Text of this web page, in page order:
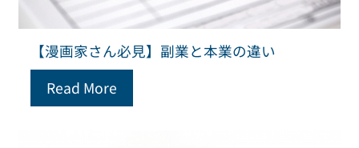
【漫画家さん必見】副業と本業の違い
Read More